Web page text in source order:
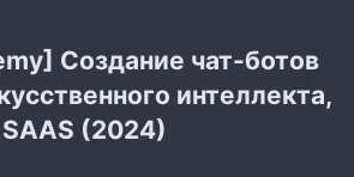
Создание чат-ботов
интеллекта,
(2024)